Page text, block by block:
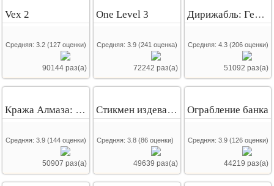
Vex 2
Средняя:3.2 (127 оценки)
90144 раз(а)
One Level 3
Средняя: 3.9 (241 оценка)
72242 раз(а)
Дирижабль: Генри Стикмен
Средняя: 4.3 (206оценки)
51092 раз(а)
Кража Алмаза: Генри Стикмен
Средняя:3.9 (144 оценки)
50907 раз(а)
Стикмен издевательства
Средняя: 3.8 (86оценки)
49639 раз(а)
Ограбление банка
Средняя: 3.9 (126оценки)
44219 раз(а)